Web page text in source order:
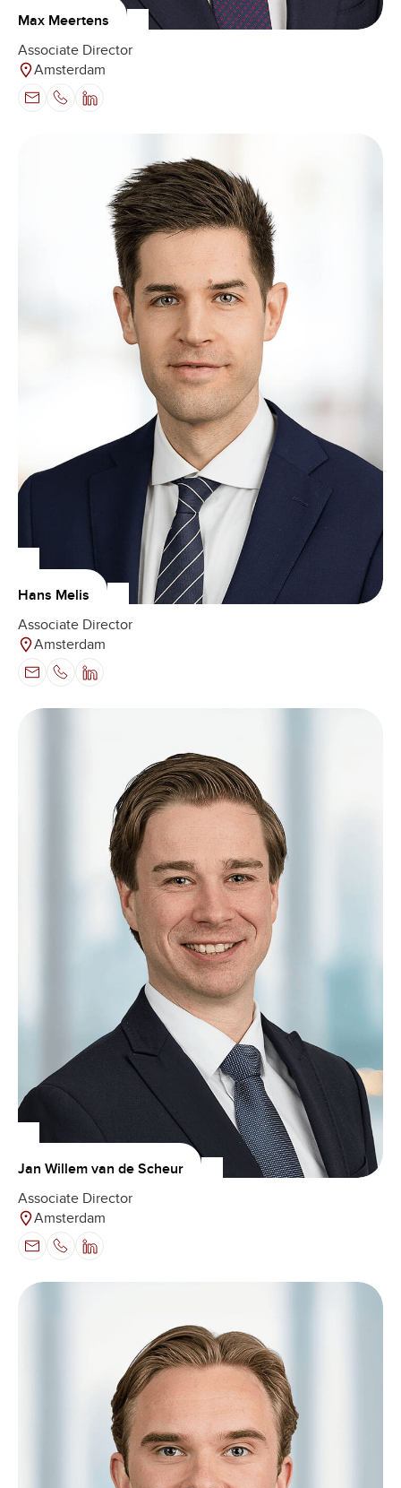
Max Meertens
Associate Director
Amsterdam
Hans Melis
Associate Director
Amsterdam
Jan Willem van de Scheur
Associate Director
Amsterdam